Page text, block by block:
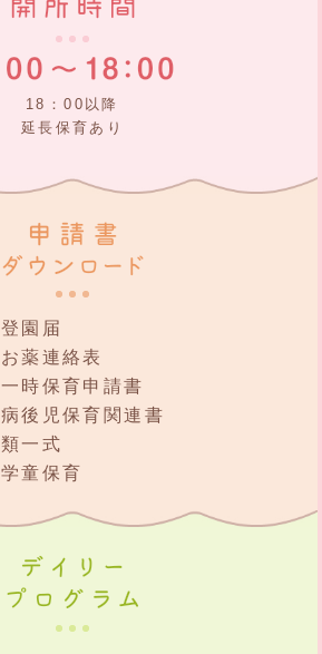
18：00以降
延長保育あり
登園届
お薬連絡表
一時保育申請書
病後児保育関連書
類一式
学童保育